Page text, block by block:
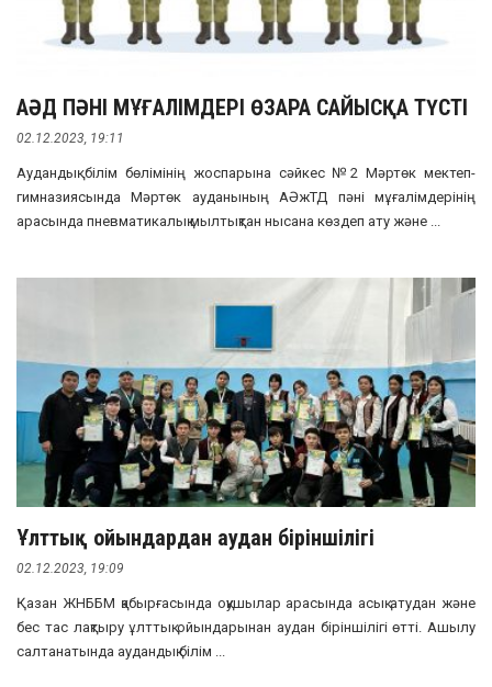
АӘД ПӘНІ МҰҒАЛІМДЕРІ ӨЗАРА САЙЫСҚА ТҮСТІ
02.12.2023, 19:11
Аудандық білім бөлімінің жоспарына сәйкес №2 Мәртөк мектеп-
гимназиясында Мәртөк ауданының АӘжТД пәні мұғалімдерінің
арасында пневматикалық мылтықтан нысана көздеп ату және ...
Ұлттық ойындардан аудан біріншілігі
02.12.2023, 19:09
Қазан ЖНББМ қабырғасында оқушылар арасында асық атудан және
бес тас лақтыру ұлттық ойындарынан аудан біріншілігі өтті. Ашылу
салтанатында аудандық білім ...